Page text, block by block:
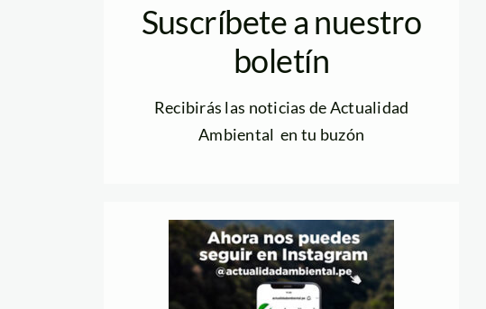
Suscríbete a nuestro
boletín
Recibirás las noticias de Actualidad
Ambiental en tu buzón